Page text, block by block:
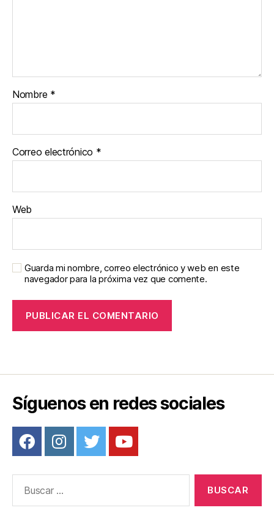
Nombre *
Correo electrónico *
Web
Guarda mi nombre, correo electrónico y web en este
navegador para la próxima vez que comente.
Síguenos en redes sociales